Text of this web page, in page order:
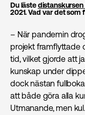
Du läste
2021. Vad var det
– När pandemin
projekt framflyttade
tid, vilket gjorde att
kunskap under
dock nästan
att både göra alla
Utmanande, men kul.